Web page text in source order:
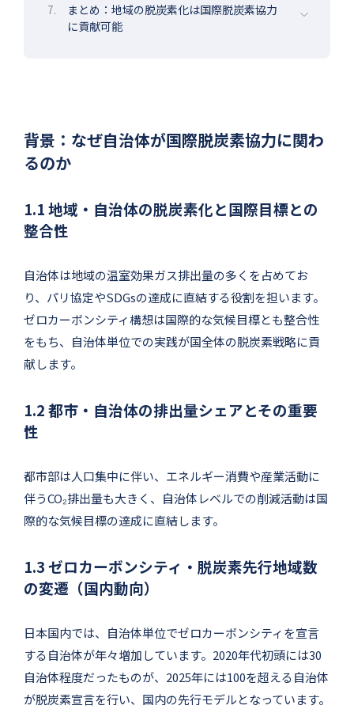
7.
まとめ：地域の脱炭素化は国際脱炭素協力
に貢献可能
背景：なぜ自治体が国際脱炭素協力に関わ
るのか
1.1 地域・自治体の脱炭素化と国際目標との
整合性
自治体は地域の温室効果ガス排出量の多くを占めてお
り、パリ協定やSDGsの達成に直結する役割を担います。
ゼロカーボンシティ構想は国際的な気候目標とも整合性
をもち、自治体単位での実践が国全体の脱炭素戦略に貢
献します。
1.2 都市・自治体の排出量シェアとその重要
性
都市部は人口集中に伴い、エネルギー消費や産業活動に
伴うCO₂排出量も大きく、自治体レベルでの削減活動は国
際的な気候目標の達成に直結します。
1.3 ゼロカーボンシティ・脱炭素先行地域数
の変遷（国内動向）
日本国内では、自治体単位でゼロカーボンシティを宣言
する自治体が年々増加しています。2020年代初頭には30
自治体程度だったものが、2025年には100を超える自治体
が脱炭素宣言を行い、国内の先行モデルとなっています。